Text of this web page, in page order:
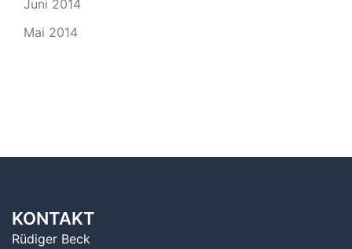
Juni 2014
Mai 2014
KONTAKT
Rüdiger Beck